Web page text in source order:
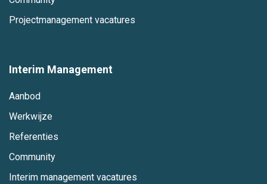
Projectmanagement vacatures
Interim Management
Aanbod
Werkwijze
Referenties
Community
Interim management vacatures